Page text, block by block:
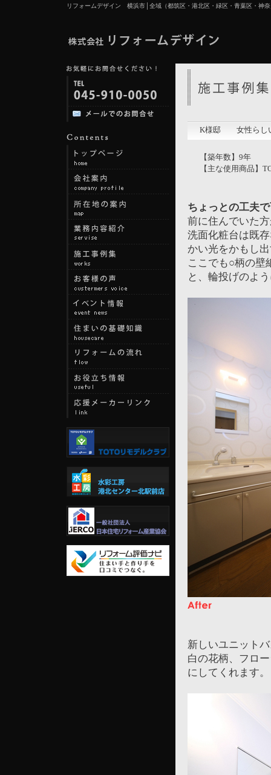
リフォームデザイン 横浜市│全域（都筑区・港北区・緑区・青葉区・神
K様邸 女性らし
【築年数】9年
【主な使用商品】
ちょっとの工夫
前に住んでいた
洗面化粧台は既
かい光をかもし
ここでも○柄の壁
と、輪投げのよ
新しいユニット
白の花柄、フロ
にしてくれます